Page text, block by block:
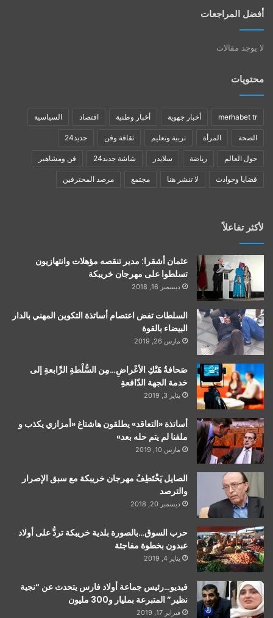
أفضل المراجعات
لا يوجد مقالات
محتويات
merhabet tr أخبار جهوية أخبار وطنية اقتصاد السياسية
الصحة المرأة تربية وتعليم ثقافة وفن جديد24
حول العالم رياضة سلايدر شاشة جديد24 فن ومشاهير
قضايا وحوادث لا تنشر هنا مجتمع مرصد المحترفين
لأكثر تفاعلاً
عثمان أشقرا: مدير تنقصه مؤهلات وانتهازيون
تسلطوا على مهرجان خريبكة
ديسمبر 16, 2018
السلطات تفض اعتصام أساتذة التكوين المهني بالدار
البيضاء بالقوة
مارس 26, 2019
صَحافةُ هَتْكِ الأعْراضِ…مِن السُّلْطةِ الرِّابعةِ إلى
خدمة الجهة الدّافعةِ
يناير 3, 2019
أساتذة «التعاقد» يطلقون هاشتاغ «أمزازي يكذب و
ملفنا لم يتم حله بعد»
مارس 10, 2019
الصايل يَخْتَطِفُ مهرجان خريبكة مع سبق الإصرار
والترصد
ديسمبر 20, 2018
حرب السوق…بالصورة بلدية خريبكة تردُّ على أولاد
عبدون بخطوة مفاجئة
يناير 4, 2019
فيديو…رئيس جماعة أولاد فارس يتحدث عن “نجية
نظير” المتبرعة بمليار و300 مليون
فبراير 17, 2019